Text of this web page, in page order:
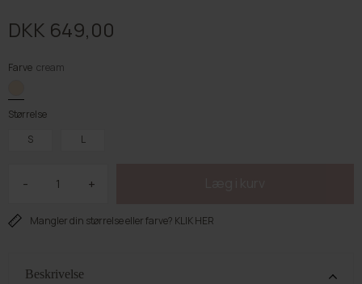
DKK 649,00
Farve cream
Størrelse
S
L
- +
Mangler din størrelse eller farve? KLIK HER
Beskrivelse